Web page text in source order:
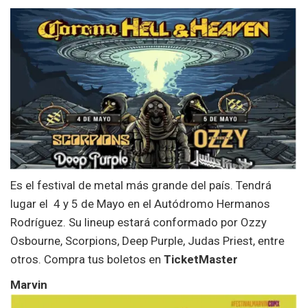
Es el festival de metal más grande del país. Tendrá
lugar el 4 y 5 de Mayo en el Autódromo Hermanos
Rodríguez. Su lineup estará conformado por Ozzy
Osbourne, Scorpions, Deep Purple, Judas Priest, entre
otros. Compra tus boletos en TicketMaster
Marvin